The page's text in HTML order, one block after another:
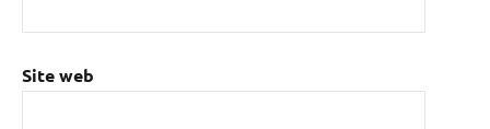
Site web